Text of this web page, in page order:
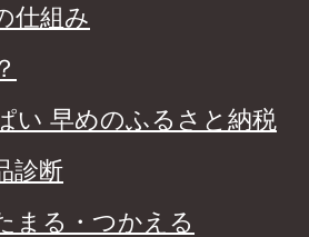
仕組み
い 早めのふるさと納税
診断
まる・つかえる